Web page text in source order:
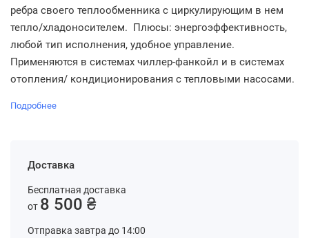
ребра своего теплообменника с циркулирующим в нем
тепло/хладоносителем. Плюсы: энергоэффективность,
любой тип исполнения, удобное управление.
Применяются в системах чиллер-фанкойл и в системах
отопления/ кондиционирования с тепловыми насосами.
Подробнее
Доставка
Бесплатная доставка
от 8 500 ₴
Отправка завтра до 14:00